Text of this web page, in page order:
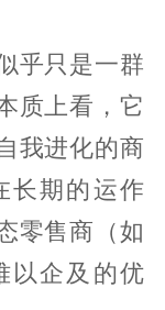
乎只是一群
质上看，它
我进化的商
长期的运作
零售商（如
以企及的优